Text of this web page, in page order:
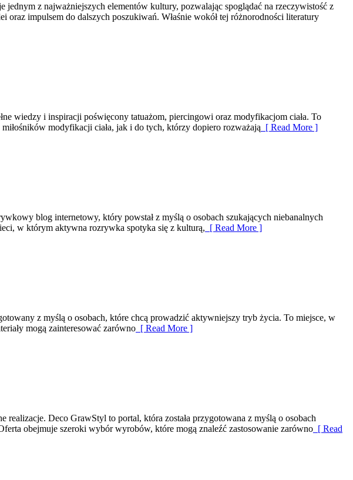
z najważniejszych elementów kultury, pozwalając spoglądać na rzeczywistość z
impulsem do dalszych poszukiwań. Właśnie wokół tej różnorodności literatury
wiedzy i inspiracji poświęcony tatuażom, piercingowi oraz modyfikacjom ciała. To
modyfikacji ciała, jak i do tych, którzy dopiero rozważają [ Read More ]
blog internetowy, który powstał z myślą o osobach szukających niebanalnych
w którym aktywna rozrywka spotyka się z kulturą, [ Read More ]
z myślą o osobach, które chcą prowadzić aktywniejszy tryb życia. To miejsce, w
mogą zainteresować zarówno [ Read More ]
Deco GrawStyl to portal, która została przygotowana z myślą o osobach
obejmuje szeroki wybór wyrobów, które mogą znaleźć zastosowanie zarówno [ Read